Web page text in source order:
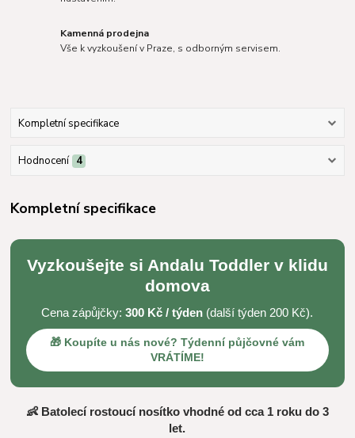
Kamenná prodejna
Vše k vyzkoušení v Praze, s odborným servisem.
Kompletní specifikace
Hodnocení 4
Kompletní specifikace
Vyzkoušejte si Andalu Toddler v klidu
domova
Cena zápůjčky:300 Kč / týden (další týden 200 Kč).
🎁 Koupíte u nás nové? Týdenní půjčovné vám
VRÁTÍME!
👶 Batolecí rostoucí nosítko vhodné od cca 1 roku do 3
let.